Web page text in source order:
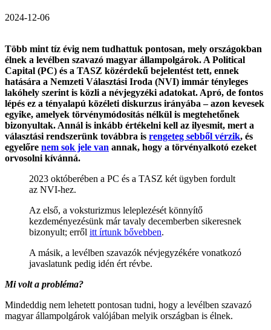
2024-12-06
Több mint tíz évig nem tudhattuk pontosan, mely országokban
élnek a levélben szavazó magyar állampolgárok. A Political
Capital (PC) és a TASZ közérdekű bejelentést tett, ennek
hatására a Nemzeti Választási Iroda (NVI) immár tényleges
lakóhely szerint is közli a névjegyzéki adatokat. Apró, de fontos
lépés ez a tényalapú közéleti diskurzus irányába – azon kevesek
egyike, amelyek törvénymódosítás nélkül is megtehetőnek
bizonyultak. Annál is inkább értékelni kell az ilyesmit, mert a
választási rendszerünk továbbra is rengeteg sebből vérzik, és
egyelőre nem sok jele van annak, hogy a törvényalkotó ezeket
orvosolni kívánná.
2023 októberében a PC és a TASZ két ügyben fordult
az NVI-hez.
Az első, a voksturizmus leleplezését könnyítő
kezdeményezésünk már tavaly decemberben sikeresnek
bizonyult; erről itt írtunk bővebben.
A másik, a levélben szavazók névjegyzékére vonatkozó
javaslatunk pedig idén ért révbe.
Mi volt a probléma?
Mindeddig nem lehetett pontosan tudni, hogy a levélben szavazó
magyar állampolgárok valójában melyik országban is élnek.